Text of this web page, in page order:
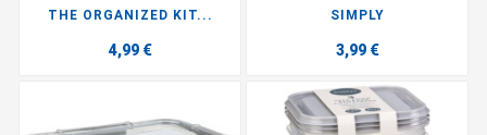
THE ORGANIZED KIT...
4,99 €
SIMPLY
3,99 €